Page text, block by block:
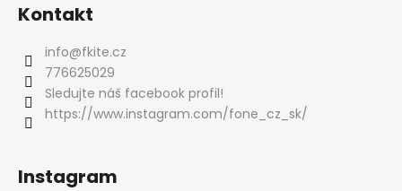
Kontakt
info@fkite.cz
776625029
Sledujte náš facebook profil!
https://www.instagram.com/fone_cz_sk/
Instagram